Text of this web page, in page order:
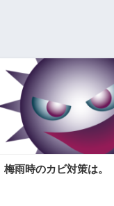
梅雨時のカビ対策は。